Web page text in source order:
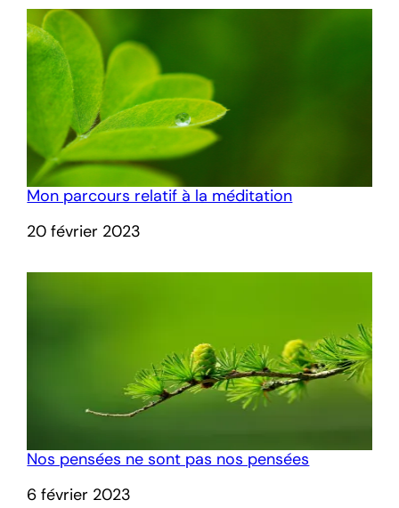
Mon parcours relatif à la méditation
Date
20 février 2023
Nos pensées ne sont pas nos pensées
Date
6 février 2023